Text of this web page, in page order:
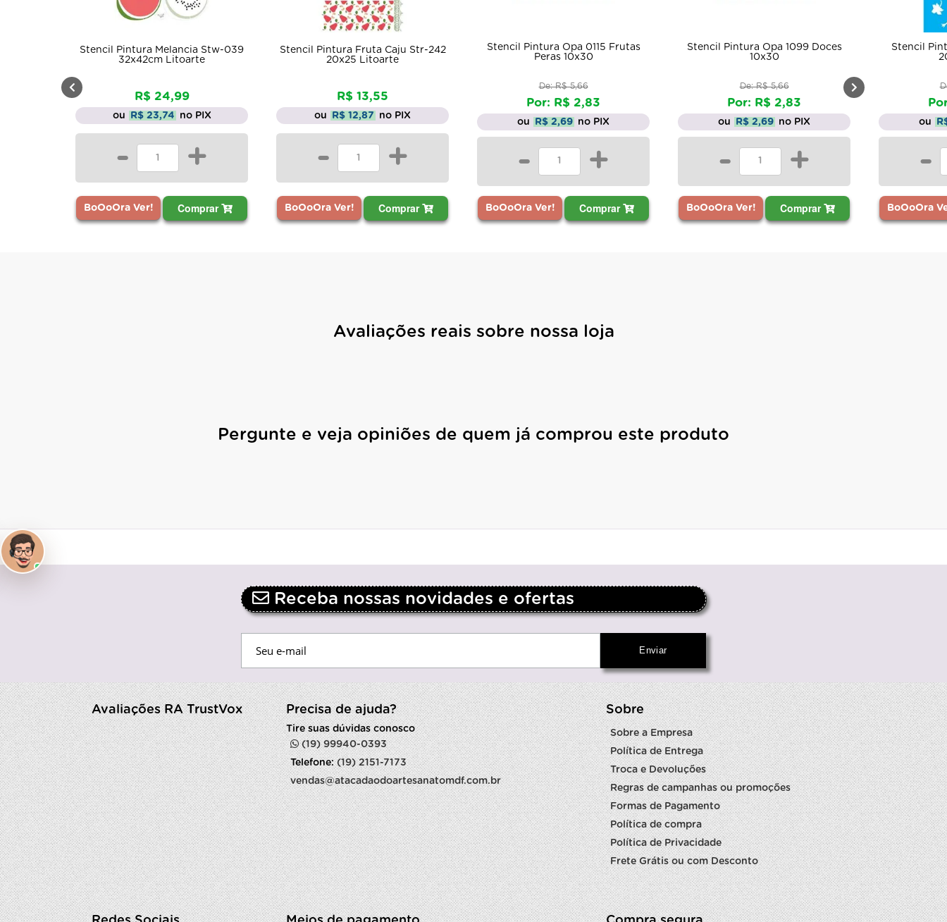
Stencil Pintura Fruta Caju Str-242
20x25 Litoarte
R$ 13,55
ou R$ 12,87 no PIX
- +
BoOoOra Ver! Comprar
Stencil Pintura Opa 0115 Frutas
Peras 10x30
Por: R$ 2,83
ou R$ 2,69 no PIX
- +
BoOoOra Ver! Comprar
Stencil Pintura Opa 1099 Doces
10x30
De: R$ 5,66
Por: R$ 2,83
ou R$ 2,69 no PIX
- +
BoOoOra Ver! Comprar
Stencil Pintura Aboboras 1702
20x25 Opa
De: R$ 11,06
Por: R$ 5,53
ou R$ 5,25 no PIX
- +
BoOoOra Ver! Comprar
Stencil
ou
-
BoOoOra
Avaliações reais sobre nossa loja
Pergunte e veja opiniões de quem já comprou este produto
Receba nossas novidades e ofertas
Avaliações RA TrustVox Precisa de ajuda?
Tire suas dúvidas conosco
(19) 99940-0393
Telefone:(19) 2151-7173
vendas@atacadaodoartesanatomdf.com.br
Sobre
Sobre a Empresa
Política de Entrega
Troca e Devoluções
Regras de campanhas ou promoções
Formas de Pagamento
Política de compra
Política de Privacidade
Frete Grátis ou com Desconto